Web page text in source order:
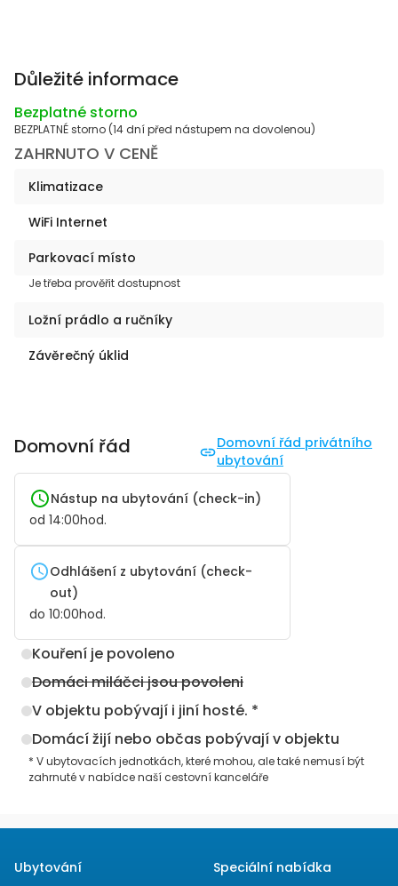
Důležité informace
Bezplatné storno
BEZPLATNÉ storno (14 dní před nástupem na dovolenou)
ZAHRNUTO V CENĚ
Klimatizace
WiFi Internet
Parkovací místo
Je třeba prověřit dostupnost
Ložní prádlo a ručníky
Závěrečný úklid
Domovní řád
Domovní řád privátního
ubytování
Nástup na ubytování (check-in)
od 14:00hod.
Odhlášení z ubytování (check-
out)
do 10:00hod.
Kouření je povoleno
Domáci miláčci jsou povoleni
V objektu pobývají i jiní hosté. *
Domácí žijí nebo občas pobývají v objektu
* V ubytovacích jednotkách, které mohou, ale také nemusí být
zahrnuté v nabídce naší cestovní kanceláře
Ubytování Speciální nabídka